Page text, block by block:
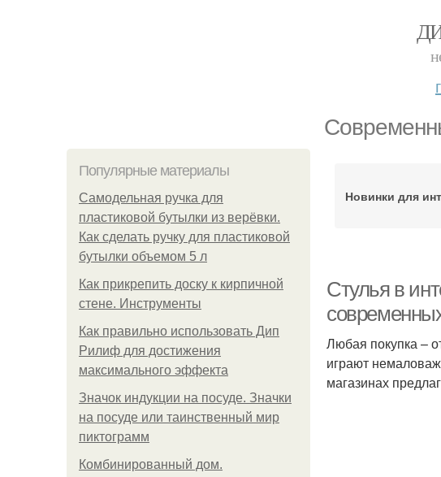
Популярные материалы
Самодельная ручка для
пластиковой бутылки из верёвки.
Как сделать ручку для пластиковой
бутылки объемом 5 л
Как прикрепить доску к кирпичной
стене. Инструменты
Как правильно использовать Дип
Рилиф для достижения
максимального эффекта
Значок индукции на посуде. Значки
на посуде или таинственный мир
пиктограмм
Комбинированный дом.
Новинки для
Стулья в
Любая покупка –
играют
магазинах